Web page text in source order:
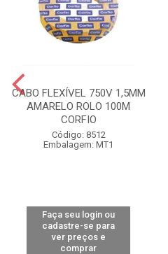
CABO FLEXÍVEL 750V 1,5MM
AMARELO ROLO 100M
CORFIO
Código: 8512
Embalagem: MT1
Faça seu login ou
cadastre-se para
ver preços e
comprar